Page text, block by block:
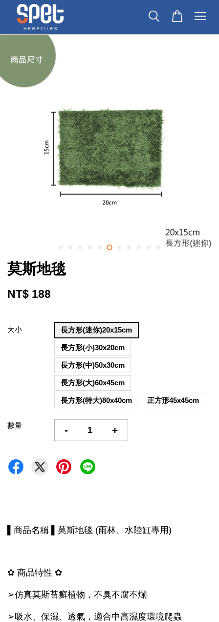
莫斯地毯
NT$ 188
大小 長方形(迷你)20x15cm
長方形(小)30x20cm
長方形(中)50x30cm
長方形(大)60x45cm
長方形(特大)80x40cm 正方形45x45cm
數量 - +
▌商品名稱 ▌ 莫斯地毯 (雨林、水陸缸專用)
✿ 商品特性 ✿
➢仿真莫斯苔癬植物，不臭不腐不爛
➢吸水、保濕、透氣，適合中高濕度環境爬蟲